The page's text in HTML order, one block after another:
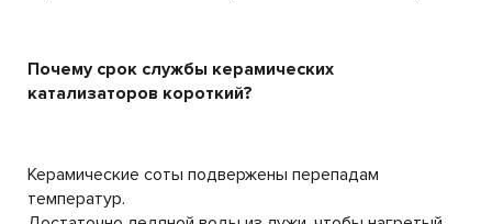
Почему срок службы керамических
катализаторов короткий?
Керамические соты подвержены перепадам
температур.